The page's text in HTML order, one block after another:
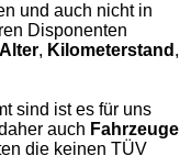
und auch nicht in
Disponenten
Alter, Kilometerstand ,
sind ist es für uns
auch Fahrzeuge
die keinen TÜV